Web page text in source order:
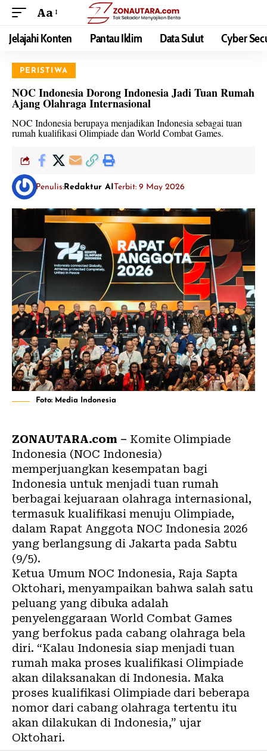
Aa
Jelajahi Konten Pantau Iklim Data Sulut Cyber
PERISTIWA
NOC Indonesia Dorong Indonesia Jadi Tuan Rumah
Ajang Olahraga Internasional
NOC Indonesia berupaya menjadikan Indonesia sebagai tuan
rumah kualifikasi Olimpiade dan World Combat Games.
Penulis: Redaktur AITerbit: 9 May 2026
Foto: Media Indonesia
ZONAUTARA.com – Komite Olimpiade
Indonesia (NOC Indonesia)
memperjuangkan kesempatan bagi
Indonesia untuk menjadi tuan rumah
berbagai kejuaraan olahraga internasional,
termasuk kualifikasi menuju Olimpiade,
dalam Rapat Anggota NOC Indonesia 2026
yang berlangsung di Jakarta pada Sabtu
(9/5).
Ketua Umum NOC Indonesia, Raja Sapta
Oktohari, menyampaikan bahwa salah satu
peluang yang dibuka adalah
penyelenggaraan World Combat Games
yang berfokus pada cabang olahraga bela
diri. “Kalau Indonesia siap menjadi tuan
rumah maka proses kualifikasi Olimpiade
akan dilaksanakan di Indonesia. Maka
proses kualifikasi Olimpiade dari beberapa
nomor dari cabang olahraga tertentu itu
akan dilakukan di Indonesia,” ujar
Oktohari.